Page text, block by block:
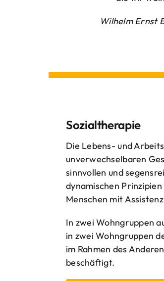
Wilhelm Ernst
Sozialtherapie
Die Lebens- und
unverwechselbaren
sinnvollen und
dynamischen
Menschen mit
In zwei Wohngruppen
in zwei Wohngruppen
im Rahmen des
beschäftigt.